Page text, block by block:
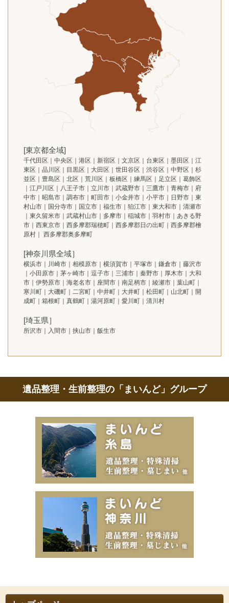
[東京都全域]
千代田区｜中央区｜港区｜新宿区｜文京区｜台東区｜墨田区｜江
東区｜品川区｜目黒区｜大田区｜世田谷区｜渋谷区｜中野区｜杉
並区｜豊島区｜北区｜荒川区｜板橋区｜練馬区｜足立区｜葛飾区
｜江戸川区｜八王子市｜立川市｜武蔵野市｜三鷹市｜青梅市｜府
中市｜昭島市｜調布市｜町田市｜小金井市｜小平市｜日野市｜東
村山市｜国分寺市｜国立市｜福生市｜狛江市｜東大和市｜清瀬市
｜東久留米市｜武蔵村山市｜多摩市｜稲城市｜羽村市｜あきる野
市｜西東京市｜西多摩郡瑞穂町｜西多摩郡日の出町｜西多摩郡檜
原村｜ 西多摩郡奥多摩町
[神奈川県全域］
横浜市｜川崎市｜相模原市｜横須賀市｜平塚市｜鎌倉市｜藤沢市
｜小田原市｜茅ヶ崎市｜逗子市｜三浦市｜秦野市｜厚木市｜大和
市｜伊勢原市｜海老名市｜座間市｜南足柄市｜綾瀬市｜葉山町｜
寒川町｜大磯町｜二宮町｜中井町｜大井町｜松田町｜山北町｜開
成町｜箱根町｜真鶴町｜湯河原町｜愛川町｜清川村
[埼玉県］
所沢市｜入間市｜挟山市｜飯生市
遺品整理・生前整理の「まいんど」グループ